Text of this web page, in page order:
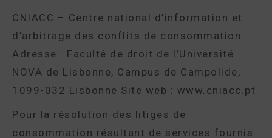
CNIACC – Centre national d’information et
d’arbitrage des conflits de consommation.
Adresse : Faculté de droit de l’Université
NOVA de Lisbonne, Campus de Campolide,
1099-032 Lisbonne Site web : www.cniacc.pt
Pour la résolution des litiges de
consommation résultant de services fournis